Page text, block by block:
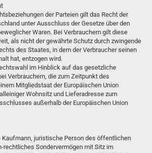
der Parteien gilt das Recht der
unter Ausschluss der Gesetze über den
Waren. Bei Verbrauchern gilt diese
als nicht der gewährte Schutz durch zwingende
des Staates, in dem der Verbraucher seinen
hat, entzogen wird.
im Hinblick auf das gesetzliche
Verbrauchern, die zum Zeitpunkt des
Mitgliedstaat der Europäischen Union
Wohnsitz und Lieferadresse zum
außerhalb der Europäischen Union
Kaufmann, juristische Person des öffentlichen
rechtliches Sondervermögen mit Sitz im